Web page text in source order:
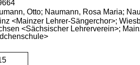
Otto; Naumann, Rosa Maria;
<Mainzer Lehrer-Sängerchor>;
<Sächsischer Lehrerverein>;